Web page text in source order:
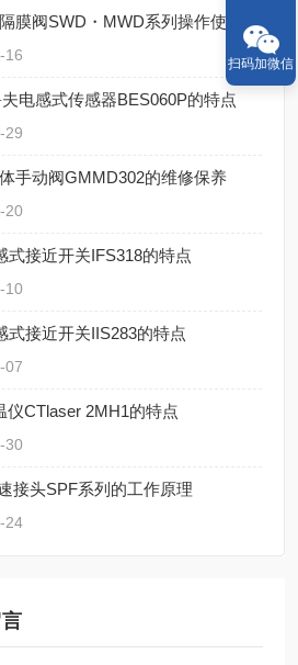
膜阀SWD・MWD系列操作使用
16
电感式传感器BES060P的特点
29
手动阀GMMD302的维修保养
20
式接近开关IFS318的特点
10
式接近开关IIS283的特点
07
仪CTlaser 2MH1的特点
30
接头SPF系列的工作原理
24
扫码加微信